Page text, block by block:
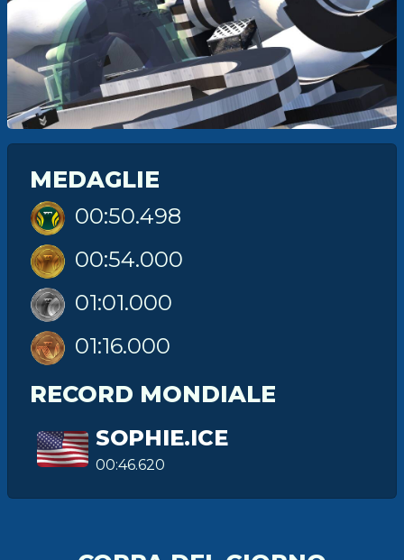
MEDAGLIE
00:50.498
00:54.000
01:01.000
01:16.000
RECORD MONDIALE
SOPHIE.ICE
00:46.620